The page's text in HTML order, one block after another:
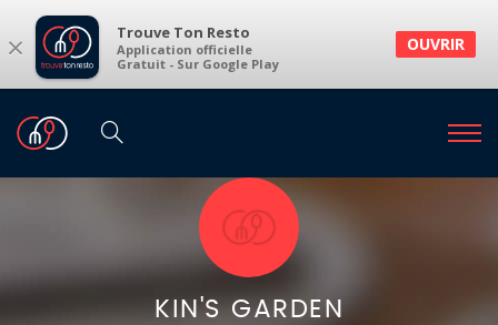
× Trouve Ton Resto
Application officielle
Gratuit - Sur Google Play
OUVRIR
KIN'S GARDEN